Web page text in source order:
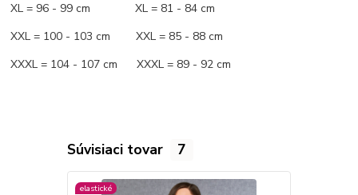
XL = 96 - 99 cm XL = 81 - 84 cm
XXL = 100 - 103 cm XXL = 85 - 88 cm
XXXL = 104 - 107 cm XXXL = 89 - 92 cm
Súvisiaci tovar 7
elastické